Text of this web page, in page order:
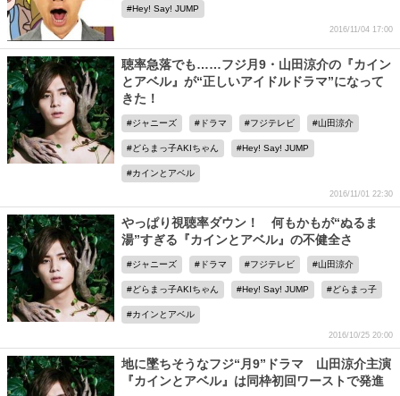
Hey! Say! JUMP
2016/11/04 17:00
聴率急落でも……フジ月9・山田涼介の『カイン
とアベル』が“正しいアイドルドラマ”になって
きた！
ジャニーズ ドラマ フジテレビ 山田涼介
どらまっ子AKIちゃん Hey! Say! JUMP
カインとアベル
2016/11/01 22:30
やっぱり視聴率ダウン！ 何もかもが“ぬるま
湯”すぎる『カインとアベル』の不健全さ
ジャニーズ ドラマ フジテレビ 山田涼介
どらまっ子AKIちゃん Hey! Say! JUMP どらまっ子
カインとアベル
2016/10/25 20:00
地に墜ちそうなフジ“月9”ドラマ 山田涼介主演
『カインとアベル』は同枠初回ワーストで発進